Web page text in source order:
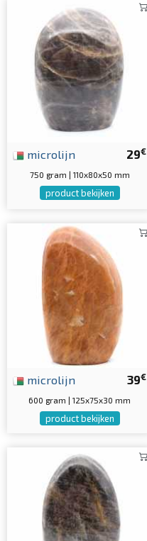
29€
microlijn
750 gram | 110x80x50 mm
product bekijken
39€
microlijn
600 gram | 125x75x30 mm
product bekijken